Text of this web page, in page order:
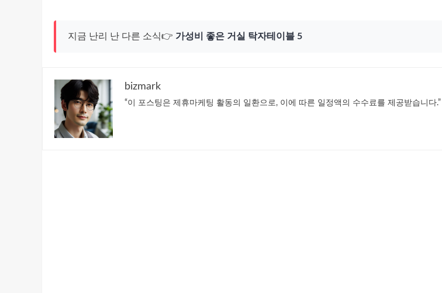
지금 난리 난 다른 소식👉 가성비 좋은 거실 탁자테이블 5
bizmark
“이 포스팅은 제휴마케팅 활동의 일환으로, 이에 따른 일정액의 수수료를 제공받습니다.”